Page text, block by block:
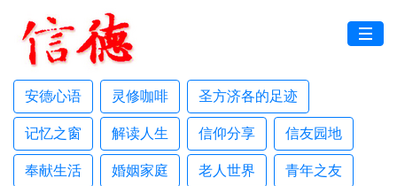
安德心语 灵修咖啡 圣方济各的足迹
记忆之窗 解读人生 信仰分享 信友园地
奉献生活 婚姻家庭 老人世界 青年之友